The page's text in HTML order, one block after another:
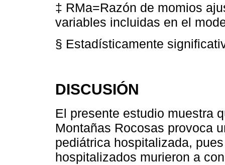
‡ RMa=Razón de momios
variables incluidas en el
§ Estadísticamente
DISCUSIÓN
El presente estudio muestra
Montañas Rocosas provoca
pediátrica hospitalizada,
hospitalizados murieron a